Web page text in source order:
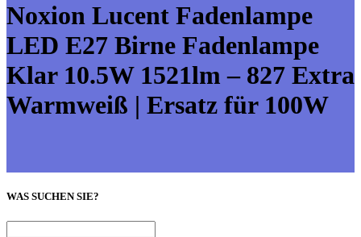
Noxion Lucent Fadenlampe
LED E27 Birne Fadenlampe
Klar 10.5W 1521lm – 827 Extra
Warmweiß | Ersatz für 100W
WAS SUCHEN SIE?